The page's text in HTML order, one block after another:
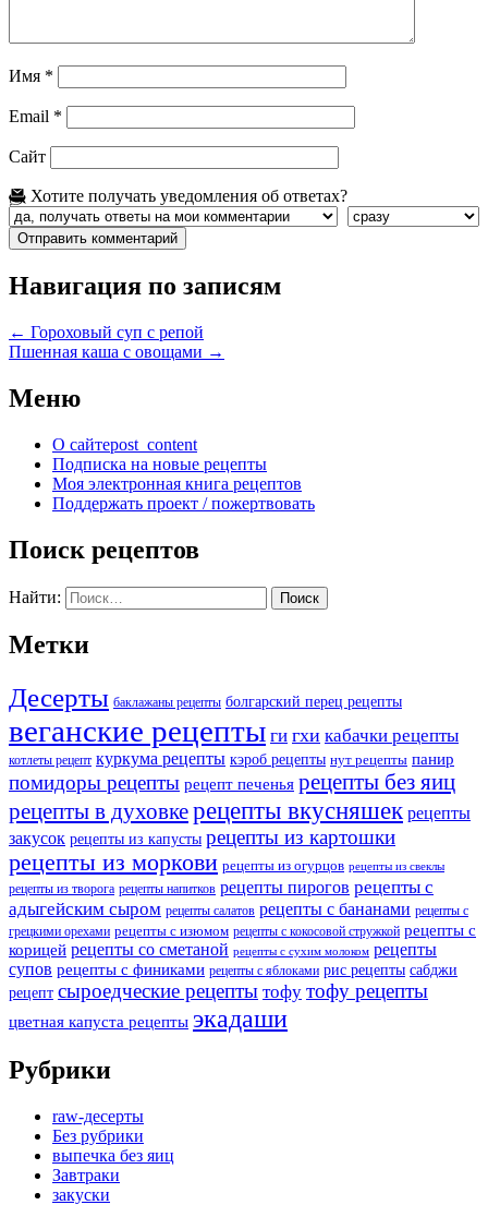
Имя *
Email *
Сайт
Хотите получать уведомления об ответах?
Навигация по записям
← Гороховый суп с репой
Пшенная каша с овощами →
Меню
О сайтеpost_content
Подписка на новые рецепты
Моя электронная книга рецептов
Поддержать проект / пожертвовать
Поиск рецептов
Найти:
Метки
Десерты баклажаны рецепты болгарский перец рецепты
веганские рецепты ги гхи кабачки рецепты
котлеты рецепт куркума рецепты кэроб рецепты нут рецепты панир
помидоры рецепты рецепт печенья рецепты без яиц
рецепты в духовкерецепты вкусняшек рецепты
закусок рецепты из капусты рецепты из картошки
рецепты из моркови рецепты из огурцов рецепты из свеклы
рецепты из творога рецепты напитков рецепты пирогов рецепты с
адыгейским сыром рецепты салатов рецепты с бананами рецепты с
грецкими орехами рецепты с изюмом рецепты с кокосовой стружкой рецепты с
корицей рецепты со сметаной рецепты с сухим молоком рецепты
супов рецепты с финиками рецепты с яблоками рис рецепты сабджи
рецепт сыроедческие рецепты тофу тофу рецепты
цветная капуста рецепты экадаши
Рубрики
raw-десерты
Без рубрики
выпечка без яиц
Завтраки
закуски